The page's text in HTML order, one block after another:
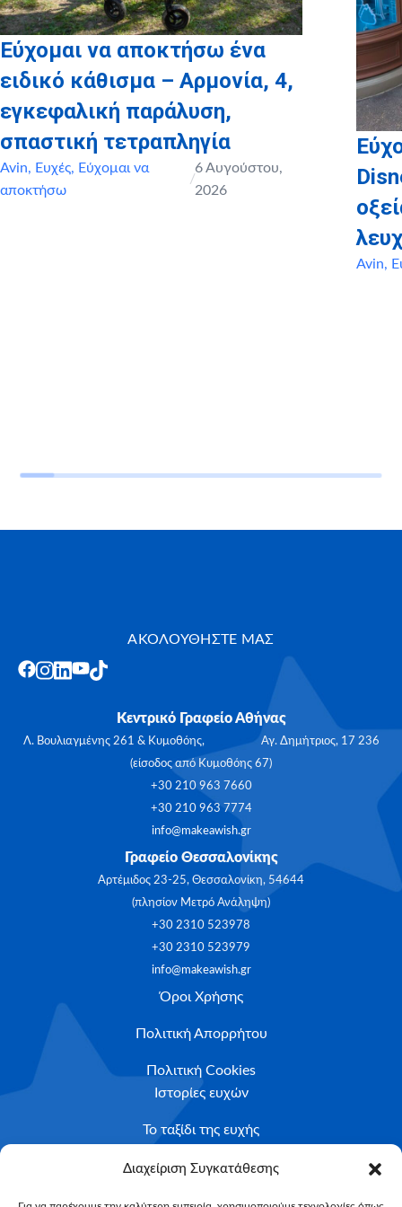
Διαχείριση Συγκατάθεσης
Εύχομαι να αποκτήσω ένα
ειδικό κάθισμα – Αρμονία, 4,
εγκεφαλική παράλυση,
σπαστική τετραπληγία
Avin, Ευχές, Εύχομαι να
αποκτήσω
/
6 Αυγούστου,
2026
Avin,
ΑΚΟΛΟΥΘΗΣΤΕ ΜΑΣ
Κεντρικό Γραφείο Αθήνας
Λ. Βουλιαγμένης 261 & Κυμοθόης, Αγ. Δημήτριος, 17 236
(είσοδος από Κυμοθόης 67)
+30 210 963 7660
+30 210 963 7774
info@makeawish.gr
Γραφείο Θεσσαλονίκης
Αρτέμιδος 23-25, Θεσσαλονίκη, 54644
(πλησίον Μετρό Ανάληψη)
+30 2310 523978
+30 2310 523979
info@makeawish.gr
Όροι Χρήσης
Πολιτική Απορρήτου
Πολιτική Cookies
Ιστορίες ευχών
Το ταξίδι της ευχής
Κριτήρια Καταλληλότητας
Υποβολή Αιτήματος